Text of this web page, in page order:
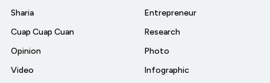
Sharia
Cuap Cuap Cuan
Opinion
Video
Entrepreneur
Research
Photo
Infographic